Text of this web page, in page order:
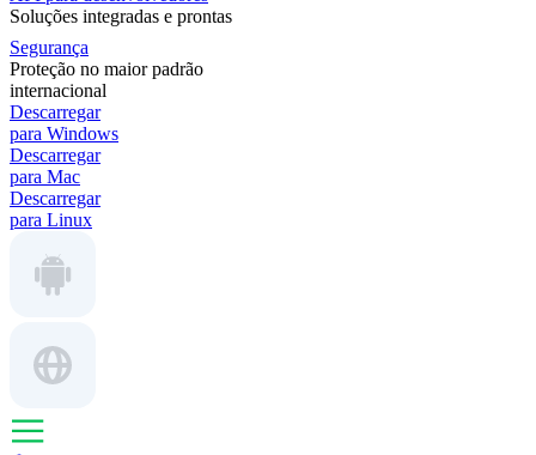
Soluções integradas e prontas
Segurança
Proteção no maior padrão
internacional
Descarregar
para Windows
Descarregar
para Mac
Descarregar
para Linux